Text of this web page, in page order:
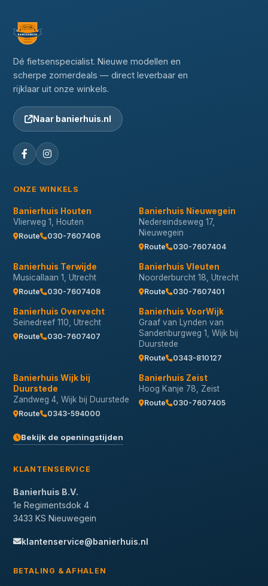
Dé fietsenspecialist. Nieuwe modellen en
scherpe zomerdeals — direct leverbaar en
rijklaar uit onze winkels.
Naar banierhuis.nl
ONZE WINKELS
Banierhuis Houten
Vlierweg 1, Houten
Route 030-7607406
Banierhuis Nieuwegein
Nedereindseweg 17,
Nieuwegein
Route 030-7607404
Banierhuis Terwijde
Musicallaan 1, Utrecht
Route 030-7607408
Banierhuis Vleuten
Noorderburcht 18, Utrecht
Route 030-7607401
Banierhuis Overvecht
Seinedreef 110, Utrecht
Route 030-7607407
Banierhuis VoorWijk
Graaf van Lynden van
Sandenburgweg 1, Wijk bij
Duurstede
Route 0343-810127
Banierhuis Wijk bij
Duurstede
Zandweg 4, Wijk bij Duurstede
Route 0343-594000
Banierhuis Zeist
Hoog Kanje 78, Zeist
Route 030-7607405
Bekijk de openingstijden
KLANTENSERVICE
Banierhuis B.V.
1e Regimentsdok 4
3433 KS Nieuwegein
klantenservice@banierhuis.nl
BETALING & AFHALEN